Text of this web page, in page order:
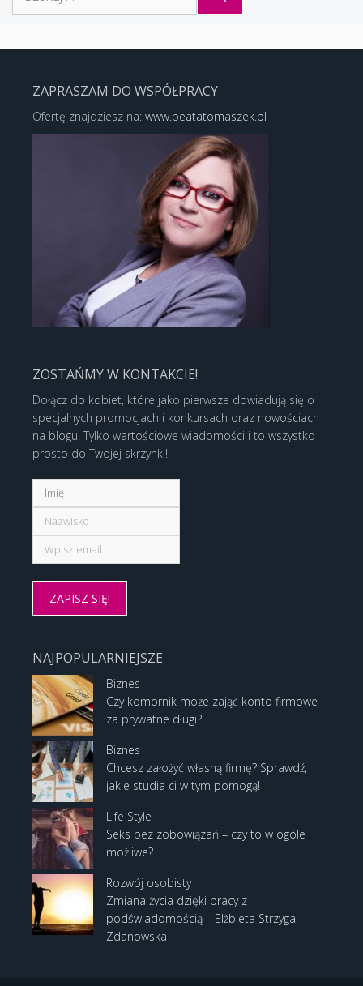
ZAPRASZAM DO WSPÓŁPRACY
Ofertę znajdziesz na: www.beatatomaszek.pl
ZOSTAŃMY W KONTAKCIE!
Dołącz do kobiet, które jako pierwsze dowiadują się o
specjalnych promocjach i konkursach oraz nowościach
na blogu. Tylko wartościowe wiadomości i to wszystko
prosto do Twojej skrzynki!
NAJPOPULARNIEJSZE
Biznes
Czy komornik może zająć konto firmowe
za prywatne długi?
Biznes
Chcesz założyć własną firmę? Sprawdź,
jakie studia ci w tym pomogą!
Life Style
Seks bez zobowiązań – czy to w ogóle
możliwe?
Rozwój osobisty
Zmiana życia dzięki pracy z
podświadomością – Elżbieta Strzyga-
Zdanowska